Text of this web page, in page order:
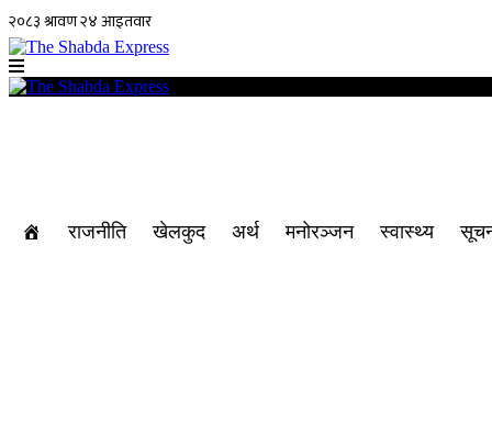
राजनीति खेलकुद अर्थ मनोरञ्जन स्वास्थ्य